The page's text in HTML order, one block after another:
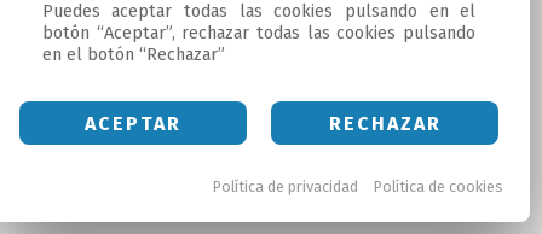
Puedes aceptar todas las cookies pulsando en el
botón “Aceptar”, rechazar todas las cookies pulsando
en el botón “Rechazar”
ACEPTAR RECHAZAR
Política de privacidad Política de cookies